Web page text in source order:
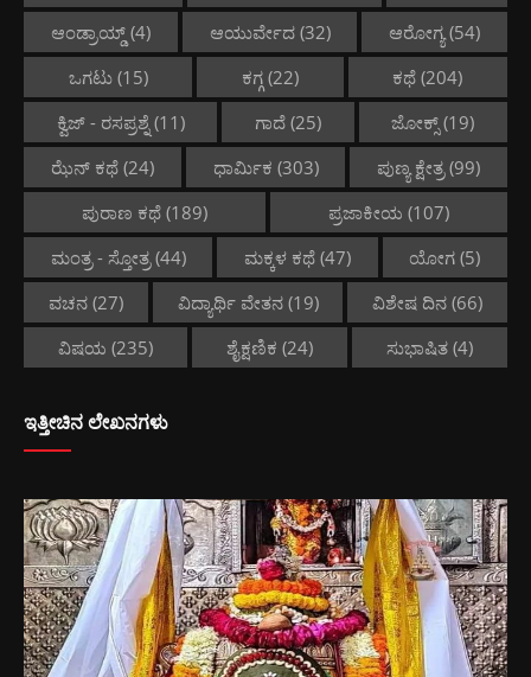
ಆಂಡ್ರಾಯ್ಡ್(4) ಆಯುರ್ವೇದ(32) ಆರೋಗ್ಯ(54)
ಒಗಟು(15) ಕಗ್ಗ(22) ಕಥೆ (204)
ಕ್ವಿಜ್ - ರಸಪ್ರಶ್ನೆ(11) ಗಾದೆ(25) ಜೋಕ್ಸ್(19)
ಝೆನ್ ಕಥೆ(24) ಧಾರ್ಮಿಕ (303) ಪುಣ್ಯ ಕ್ಷೇತ್ರ(99)
ಪುರಾಣ ಕಥೆ (189) ಪ್ರಜಾಕೀಯ (107)
ಮಂತ್ರ - ಸ್ತೋತ್ರ(44) ಮಕ್ಕಳ ಕಥೆ(47) ಯೋಗ (5)
ವಚನ(27) ವಿದ್ಯಾರ್ಥಿ ವೇತನ(19) ವಿಶೇಷ ದಿನ (66)
ವಿಷಯ (235) ಶೈಕ್ಷಣಿಕ (24) ಸುಭಾಷಿತ (4)
ಇತ್ತೀಚಿನ ಲೇಖನಗಳು